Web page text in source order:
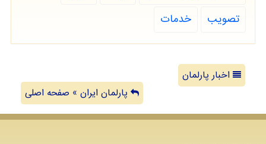
تصویب
خدمات
اخبار پارلمان
پارلمان ایران » صفحه اصلی